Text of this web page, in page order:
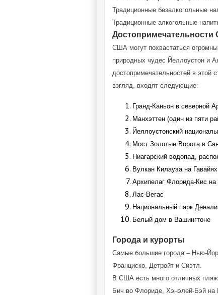
Традиционные безалкогольные
Традиционные алкогольные
США могут похвастаться
природных чудес Йеллоустон и
достопримечательностей в
взгляд, входят следующие:
Гранд-Каньон в северной
Манхэттен (один из пяти
Йеллоустонский
Мост Золотые Ворота в
Ниагарский водопад,
Вулкан Килауэа на Гавайях
Архипелаг Флорида-Кис
Лас-Вегас
Национальный парк
Белый дом в Вашингтоне
Города и курорты
Самые большие города – Нью-
Франциско, Детройт и Сиэтл.
В США есть много отличных
Бич во Флориде, Хэнэлей-Бэй на